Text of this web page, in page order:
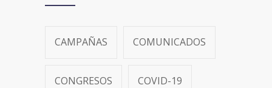
CAMPAÑAS COMUNICADOS
CONGRESOS COVID-19